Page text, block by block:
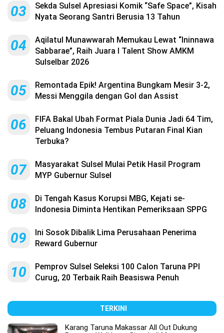
03
Sekda Sulsel Apresiasi Komik “Safe Space”, Kisah
Nyata Seorang Santri Berusia 13 Tahun
04
Aqilatul Munawwarah Memukau Lewat “Ininnawa
Sabbarae”, Raih Juara I Talent Show AMKM
Sulselbar 2026
05
Remontada Epik! Argentina Bungkam Mesir 3-2,
Messi Menggila dengan Gol dan Assist
06
FIFA Bakal Ubah Format Piala Dunia Jadi 64 Tim,
Peluang Indonesia Tembus Putaran Final Kian
Terbuka?
07
Masyarakat Sulsel Mulai Petik Hasil Program
MYP Gubernur Sulsel
08
Di Tengah Kasus Korupsi MBG, Kejati se-
Indonesia Diminta Hentikan Pemeriksaan SPPG
09
Ini Sosok Dibalik Lima Perusahaan Penerima
Reward Gubernur
10
Pemprov Sulsel Seleksi 100 Calon Taruna PPI
Curug, 20 Terbaik Raih Beasiswa Penuh
TERKINI
Karang Taruna Makassar All Out Dukung